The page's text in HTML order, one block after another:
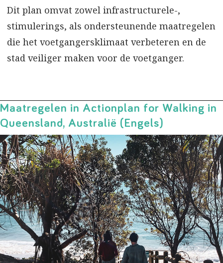
Dit plan omvat zowel infrastructurele-,
stimulerings, als ondersteunende maatregelen
die het voetgangersklimaat verbeteren en de
stad veiliger maken voor de voetganger.
Maatregelen in Actionplan for Walking in
Queensland, Australië (Engels)